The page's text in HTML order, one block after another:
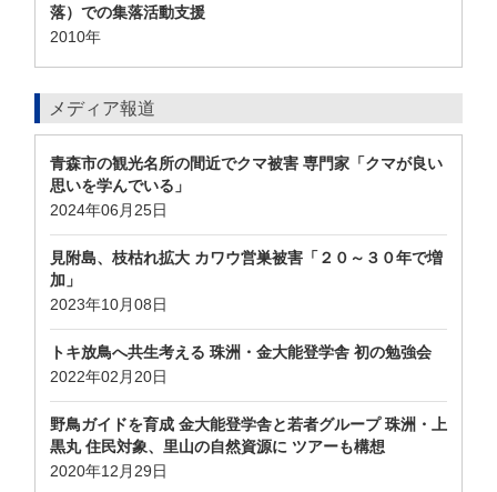
落）での集落活動支援
2010年
メディア報道
青森市の観光名所の間近でクマ被害 専門家「クマが良い
思いを学んでいる」
2024年06月25日
見附島、枝枯れ拡大 カワウ営巣被害「２０～３０年で増
加」
2023年10月08日
トキ放鳥へ共生考える 珠洲・金大能登学舎 初の勉強会
2022年02月20日
野鳥ガイドを育成 金大能登学舎と若者グループ 珠洲・上
黒丸 住民対象、里山の自然資源に ツアーも構想
2020年12月29日